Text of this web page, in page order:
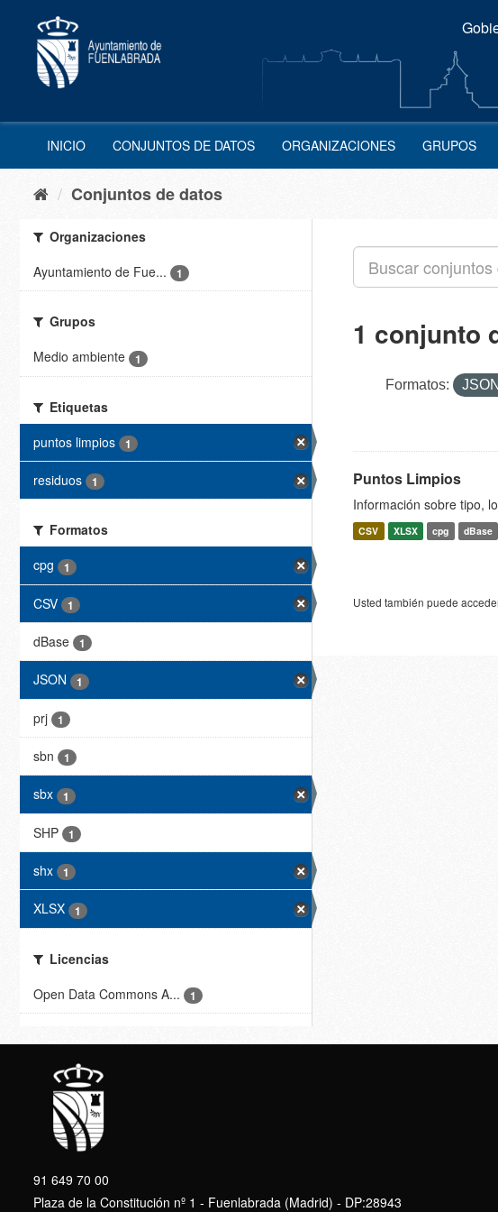
contenido
INICIO CONJUNTOS DE DATOS ORGANIZACIONES GRUPOS
Conjuntos de datos
Organizaciones
Ayuntamiento de Fue...
1
Grupos
Medio ambiente
1
Etiquetas
puntos limpios
1
residuos 1
Formatos
cpg
1
CSV 1
dBase 1
JSON 1
prj 1
sbn 1
sbx 1
SHP 1
shx 1
XLSX 1
Licencias
Open Data Commons A...
1
1 conjunto
Formatos: JSON
Puntos Limpios
Información sobre tipo,
CSV XLSX cpg dBase
Usted también puede
91 649 70 00
Plaza de la Constitución nº 1 - Fuenlabrada (Madrid) - DP:28943